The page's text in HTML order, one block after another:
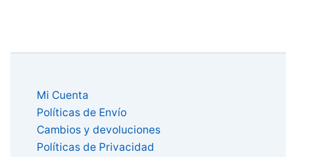
Mi Cuenta
Políticas de Envío
Cambios y devoluciones
Políticas de Privacidad